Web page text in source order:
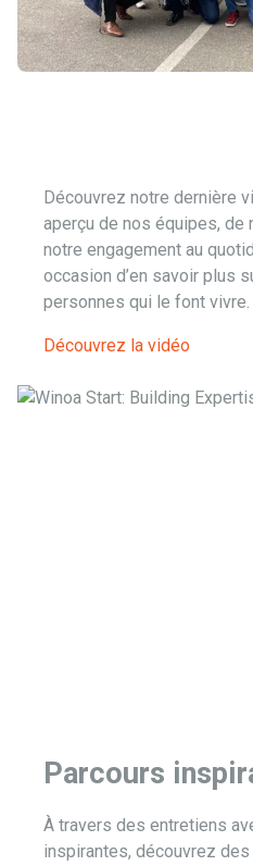
Découvrez notre dernière
aperçu de nos équipes, de
notre engagement au
occasion d’en savoir plus
personnes qui le font vivre.
Découvrez la vidéo
Parcours
À travers des entretiens
inspirantes, découvrez